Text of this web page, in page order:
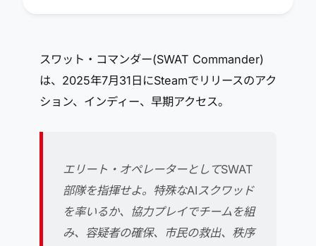
スワット・コマンダー(SWAT Commander)
は、2025年7月31日にSteamでリリースのアク
ション、インディー、早期アクセス。
エリート・オペレーターとしてSWAT
部隊を指揮せよ。特殊なAIスクワッド
を率いるか、協力プレイでチームを組
み、容疑者の確保、市民の救出、秩序